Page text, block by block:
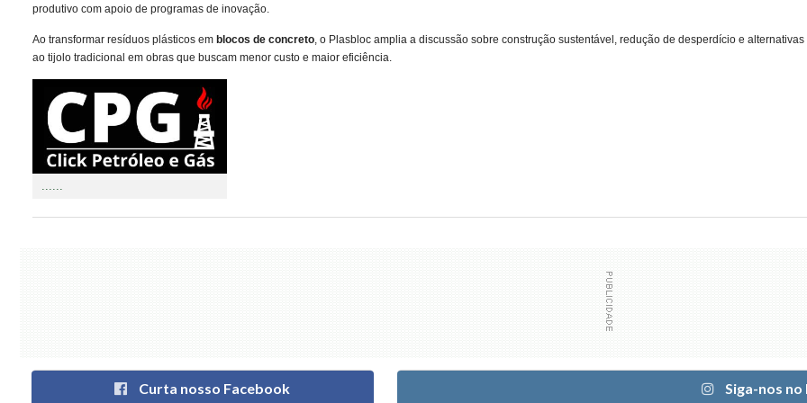
produtivo com apoio de programas de inovação.
Ao transformar resíduos plásticos em blocos de concreto, o Plasbloc amplia a discussão sobre construção sustentável, redução de desperdício e alternativas
ao tijolo tradicional em obras que buscam menor custo e maior eficiência.
Curta nosso Facebook Siga-nos